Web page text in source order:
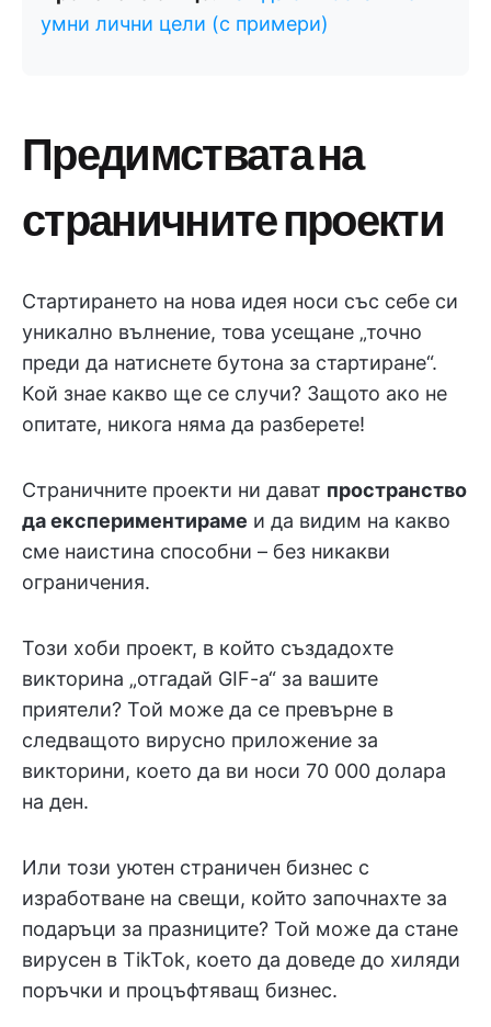
умни лични цели (с примери)
Предимствата на
страничните проекти
Стартирането на нова идея носи със себе си
уникално вълнение, това усещане „точно
преди да натиснете бутона за стартиране“.
Кой знае какво ще се случи? Защото ако не
опитате, никога няма да разберете!
Страничните проекти ни дават пространство
да експериментираме и да видим на какво
сме наистина способни – без никакви
ограничения.
Този хоби проект, в който създадохте
викторина „отгадай GIF-а“ за вашите
приятели? Той може да се превърне в
следващото вирусно приложение за
викторини, което да ви носи 70 000 долара
на ден.
Или този уютен страничен бизнес с
изработване на свещи, който започнахте за
подаръци за празниците? Той може да стане
вирусен в TikTok, което да доведе до хиляди
поръчки и процъфтяващ бизнес.